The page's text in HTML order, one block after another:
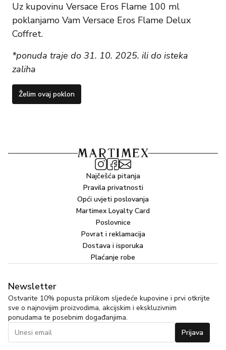
Uz kupovinu Versace Eros Flame 100 ml
poklanjamo Vam Versace Eros Flame Delux
Coffret.
*ponuda traje do 31. 10. 2025. ili do isteka
zaliha
Želim ovaj poklon
Najčešća pitanja
Pravila privatnosti
Opći uvjeti poslovanja
Martimex Loyalty Card
Poslovnice
Povrat i reklamacija
Dostava i isporuka
Plaćanje robe
Newsletter
Ostvarite 10% popusta prilikom sljedeće kupovine i prvi otkrijte
sve o najnovijim proizvodima, akcijskim i ekskluzivnim
ponudama te posebnim događanjima.
Prijava